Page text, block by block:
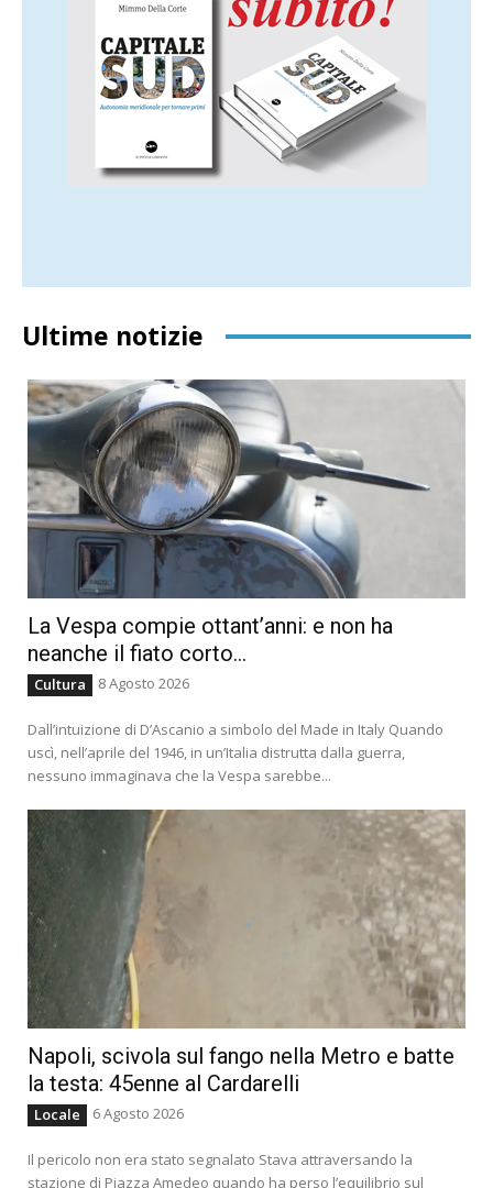
Ultime notizie
La Vespa compie ottant’anni: e non ha
neanche il fiato corto…
Cultura 8 Agosto 2026
Dall’intuizione di D’Ascanio a simbolo del Made in Italy Quando
uscì, nell’aprile del 1946, in un’Italia distrutta dalla guerra,
nessuno immaginava che la Vespa sarebbe...
Napoli, scivola sul fango nella Metro e batte
la testa: 45enne al Cardarelli
Locale 6 Agosto 2026
Il pericolo non era stato segnalato Stava attraversando la
stazione di Piazza Amedeo quando ha perso l’equilibrio sul